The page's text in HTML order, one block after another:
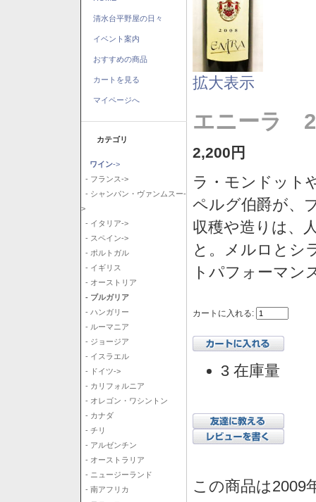
清水台平野屋の日々
イベント案内
おすすめの商品
カートを見る
マイページへ
カテゴリ
ワイン->
- フランス->
- シャンパン・ヴァンムスー-
>
- イタリア->
- スペイン->
- ポルトガル
- イギリス
- オーストリア
- ブルガリア
- ハンガリー
- ルーマニア
- ジョージア
- イスラエル
- ドイツ->
- カリフォルニア
- オレゴン・ワシントン
- カナダ
- チリ
- アルゼンチン
- オーストラリア
- ニュージーランド
- 南アフリカ
拡大表示
エニーラ
2,200円
ラ・モンドット
ペルグ伯爵が、
収穫や造りは、
と。メルロとシ
トパフォーマン
カートに入れる:
3 在庫量
この商品は2009